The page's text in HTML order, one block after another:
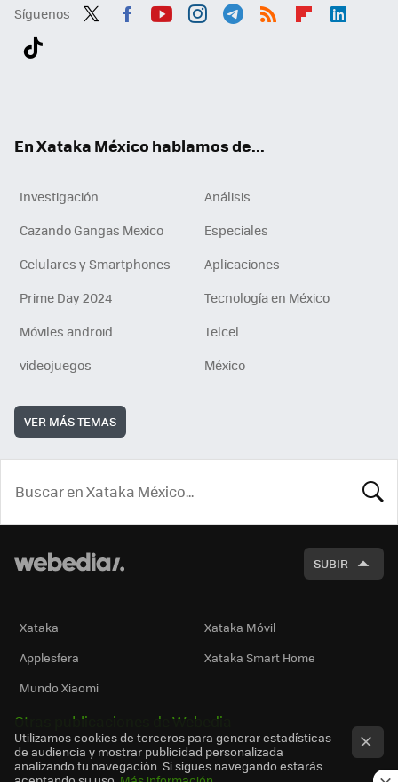
Síguenos
En Xataka México hablamos de...
Investigación
Análisis
Cazando Gangas Mexico
Especiales
Celulares y Smartphones
Aplicaciones
Prime Day 2024
Tecnología en México
Móviles android
Telcel
videojuegos
México
VER MÁS TEMAS
SUBIR
Xataka
Xataka Móvil
Applesfera
Xataka Smart Home
Mundo Xiaomi
Otras publicaciones de Webedia
Utilizamos cookies de terceros para generar estadísticas
de audiencia y mostrar publicidad personalizada
analizando tu navegación. Si sigues navegando estarás